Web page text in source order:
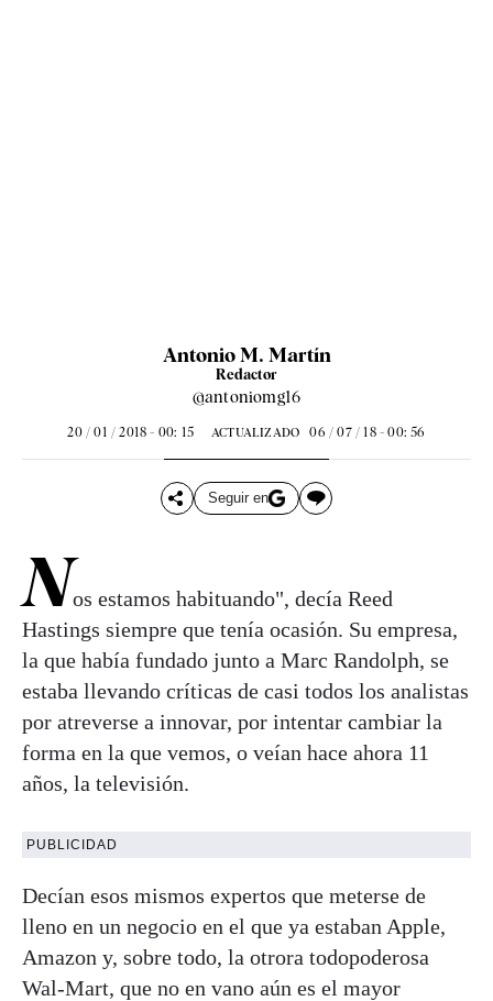
Antonio M. Martín
Redactor
@antoniomg16
20 / 01 / 2018 - 00: 15 ACTUALIZADO 06 / 07 / 18 - 00: 56
Seguir en
Nos estamos habituando", decía Reed
Hastings siempre que tenía ocasión. Su empresa,
la que había fundado junto a Marc Randolph, se
estaba llevando críticas de casi todos los analistas
por atreverse a innovar, por intentar cambiar la
forma en la que vemos, o veían hace ahora 11
años, la televisión.
PUBLICIDAD
Decían esos mismos expertos que meterse de
lleno en un negocio en el que ya estaban Apple,
Amazon y, sobre todo, la otrora todopoderosa
Wal-Mart, que no en vano aún es el mayor